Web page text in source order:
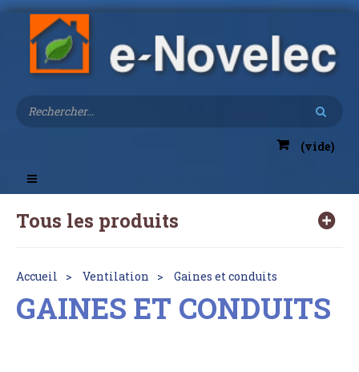
(vide)
Toggle
navigation
Tous les produits
Accueil Ventilation Gaines et conduits
GAINES ET CONDUITS